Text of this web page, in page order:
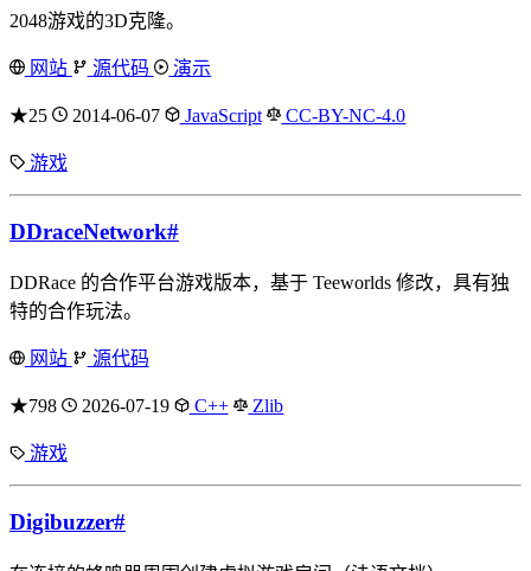
2048游戏的3D克隆。
网站 源代码 演示
★25 2014-06-07 JavaScript CC-BY-NC-4.0
游戏
DDraceNetwork#
DDRace 的合作平台游戏版本，基于 Teeworlds 修改，具有独
特的合作玩法。
网站 源代码
★798 2026-07-19 C++ Zlib
游戏
Digibuzzer#